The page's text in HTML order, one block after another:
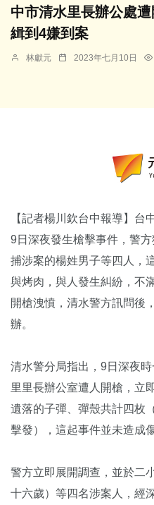
中市清水里長辦公處
緝到4嫌到案
林獻元 2023年七月10日
【記者楊川欽台中報導】台
9日深夜發生槍擊事件，警
捕涉案的楊姓男子等四人，
與烤肉，與人發生糾紛，不
開槍洩憤，清水警方訊問後
辦。
清水警分局指出，9日深夜
里里長辦公室遭人開槍，立
遺落的子彈、彈殼共計四枚
擊發），這起事件並未造成傷
警方立即展開調查，並於二
十六歲）等四名涉案人，經